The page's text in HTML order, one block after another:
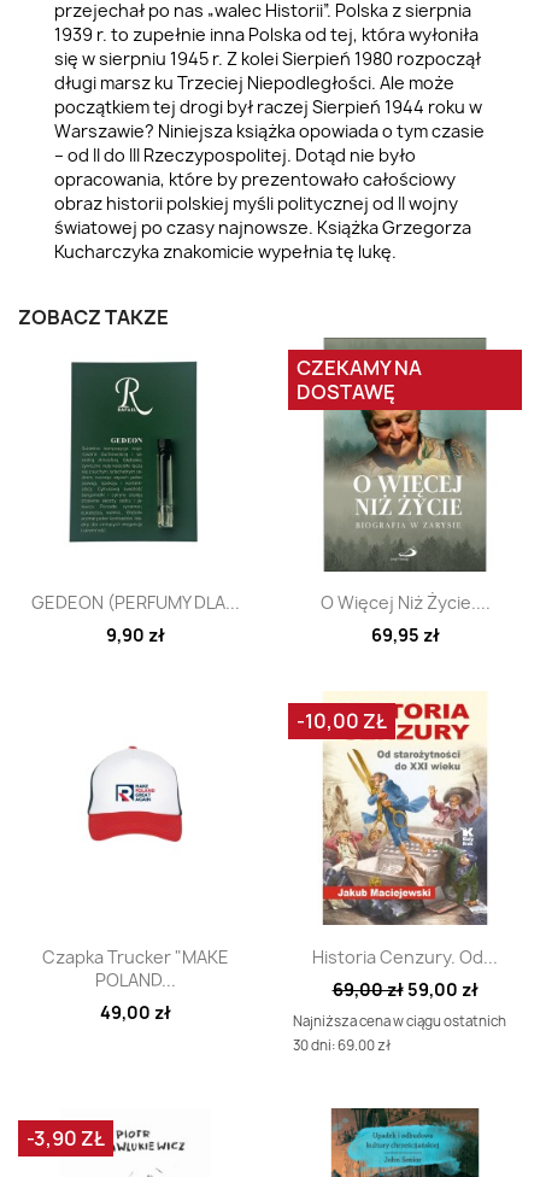
przejechał po nas „walec Historii”. Polska z sierpnia
1939 r. to zupełnie inna Polska od tej, która wyłoniła
się w sierpniu 1945 r. Z kolei Sierpień 1980 rozpoczął
długi marsz ku Trzeciej Niepodległości. Ale może
początkiem tej drogi był raczej Sierpień 1944 roku w
Warszawie? Niniejsza książka opowiada o tym czasie
– od II do III Rzeczypospolitej. Dotąd nie było
opracowania, które by prezentowało całościowy
obraz historii polskiej myśli politycznej od II wojny
światowej po czasy najnowsze. Książka Grzegorza
Kucharczyka znakomicie wypełnia tę lukę.
ZOBACZ TAKŻE
Szybki podgląd
GEDEON (PERFUMY DLA...
9,90 zł
Szybki podgląd
O Więcej Niż Życie....
69,95 zł
CZEKAMY NA
DOSTAWĘ
Szybki podgląd
Czapka Trucker "MAKE
POLAND...
49,00 zł
Szybki podgląd
Historia Cenzury. Od...
69,00 zł 59,00 zł
Najniższa cena w ciągu ostatnich
30 dni: 69.00 zł
-10,00 ZŁ
-3,90 ZŁ